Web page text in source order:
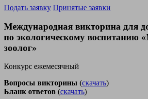
Подать заявку Принятые заявки
Международная викторина для
по экологическому воспитанию
зоолог»
Конкурс ежемесячный
Вопросы викторины (скачать)
Бланк ответов (скачать)